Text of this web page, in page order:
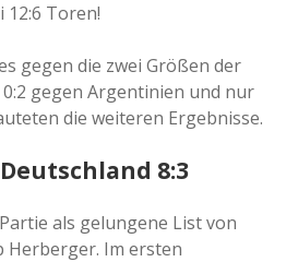
12:6 Toren!
gegen die zwei Größen der
gegen Argentinien und nur
die weiteren Ergebnisse.
8:3
als gelungene List von
Herberger. Im ersten